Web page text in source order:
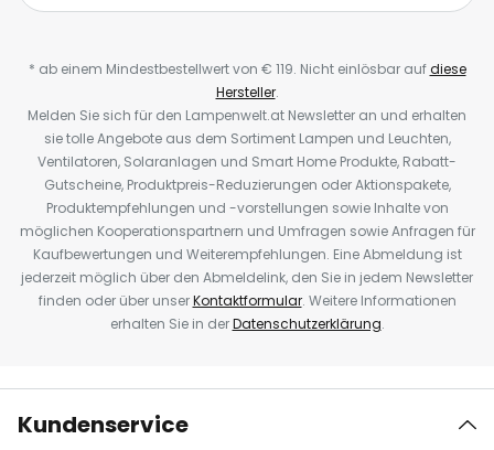
* ab einem Mindestbestellwert von € 119. Nicht einlösbar aufdiese
Hersteller.
Melden Sie sich für den Lampenwelt.at Newsletter an und erhalten
sie tolle Angebote aus dem Sortiment Lampen und Leuchten,
Ventilatoren, Solaranlagen und Smart Home Produkte, Rabatt-
Gutscheine, Produktpreis-Reduzierungen oder Aktionspakete,
Produktempfehlungen und -vorstellungen sowie Inhalte von
möglichen Kooperationspartnern und Umfragen sowie Anfragen für
Kaufbewertungen und Weiterempfehlungen. Eine Abmeldung ist
jederzeit möglich über den Abmeldelink, den Sie in jedem Newsletter
finden oder über unserKontaktformular. Weitere Informationen
erhalten Sie in derDatenschutzerklärung.
Kundenservice